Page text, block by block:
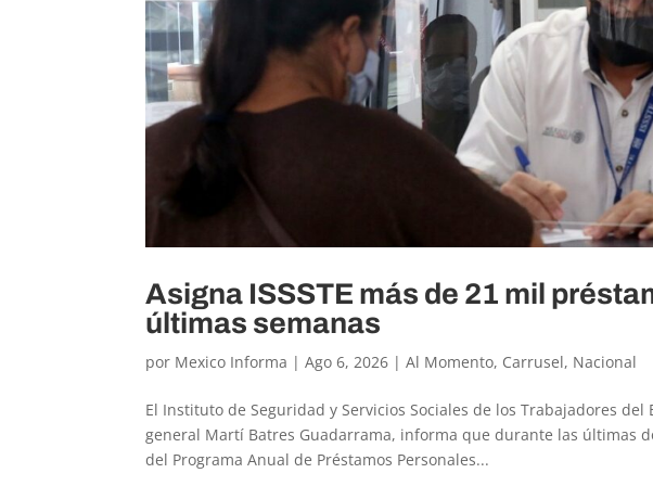
Asigna ISSSTE más de 21 mil
últimas semanas
por Mexico Informa |Ago 6, 2026 |Al Momento, Carrusel, Nacional
El Instituto de Seguridad y Servicios Sociales de los Trabajadores del
general Martí Batres Guadarrama, informa que durante las últimas
del Programa Anual de Préstamos Personales...